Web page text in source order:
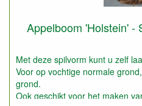
Appelboom 'Holstein' -
Met deze spilvorm kunt u zelf
Voor op vochtige normale
grond.
Ook geschikt voor het maken